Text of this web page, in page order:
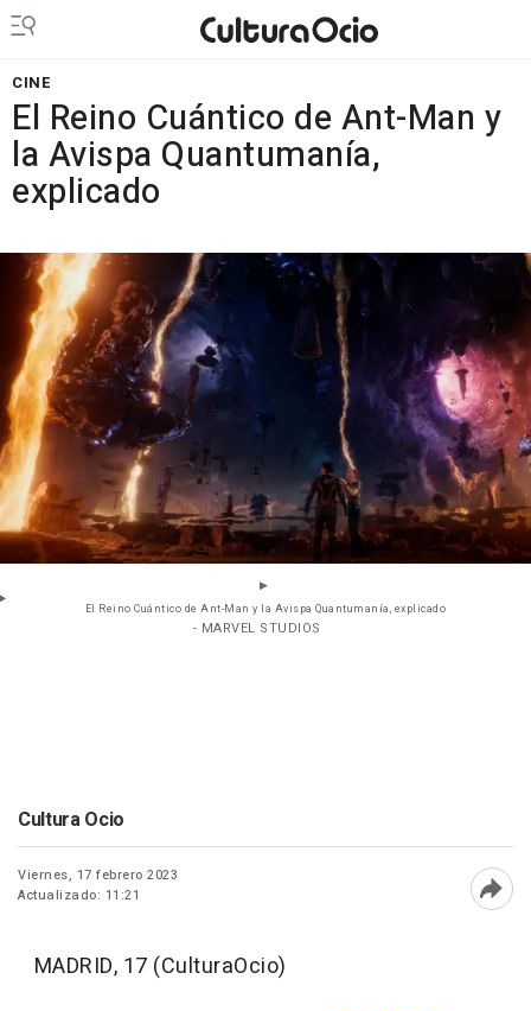
CINE
El Reino Cuántico de Ant-Man y
la Avispa Quantumanía,
explicado
El Reino Cuántico de Ant-Man y la Avispa Quantumanía, explicado
- MARVEL STUDIOS
Cultura Ocio
Viernes, 17 febrero 2023
Actualizado: 11:21
MADRID, 17 (CulturaOcio)